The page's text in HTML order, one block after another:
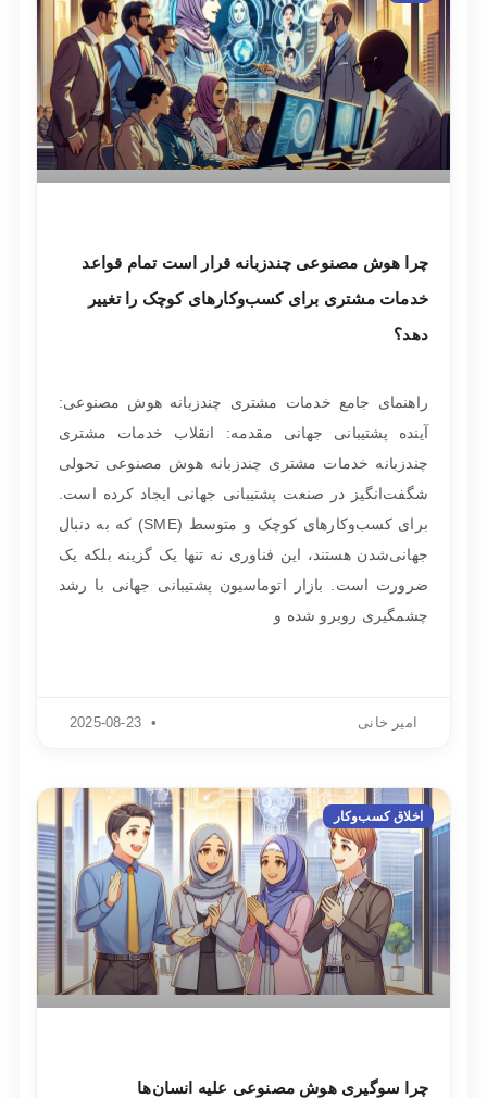
چرا هوش مصنوعی چندزبانه قرار است تمام قواعد
خدمات مشتری برای کسب‌وکارهای کوچک را تغییر
دهد؟
راهنمای جامع خدمات مشتری چندزبانه هوش مصنوعی:
آینده پشتیبانی جهانی مقدمه: انقلاب خدمات مشتری
چندزبانه خدمات مشتری چندزبانه هوش مصنوعی تحولی
شگفت‌انگیز در صنعت پشتیبانی جهانی ایجاد کرده است.
برای کسب‌وکارهای کوچک و متوسط (SME) که به دنبال
جهانی‌شدن هستند، این فناوری نه تنها یک گزینه بلکه یک
ضرورت است. بازار اتوماسیون پشتیبانی جهانی با رشد
چشمگیری روبرو شده و
امیر خانی
اخلاق کسب‌وکار
چرا سوگیری هوش مصنوعی علیه انسان‌ها